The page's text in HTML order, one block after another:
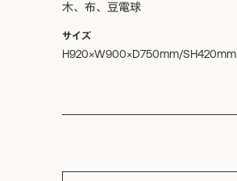
木、布、豆電球
サイズ
H920×W900×D750mm/SH420mm